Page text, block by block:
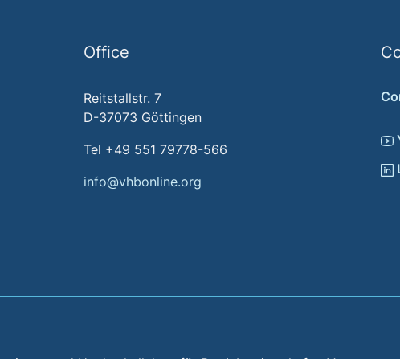
Office
Reitstallstr. 7
D-37073 Göttingen
Tel +49 551 79778-566
info@vhbonline.org